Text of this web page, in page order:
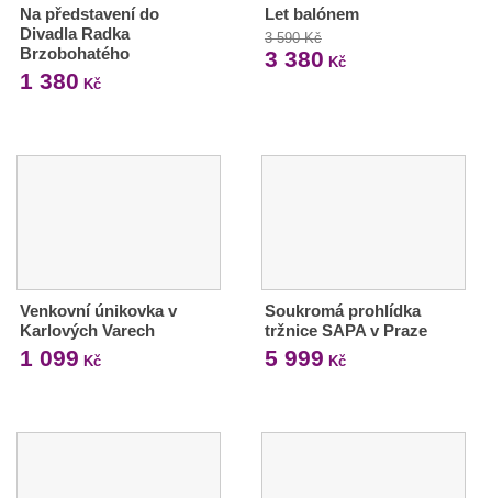
Na představení do
Divadla Radka
Brzobohatého
1 380 Kč
Let balónem
3 590 Kč
3 380 Kč
Venkovní únikovka v
Karlových Varech
1 099 Kč
Soukromá prohlídka
tržnice SAPA v Praze
5 999 Kč